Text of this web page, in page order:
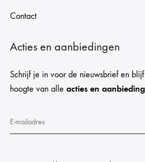
Contact
Acties en aanbiedingen
Schrijf je in voor de nieuwsbrief en
hoogte van alle acties en